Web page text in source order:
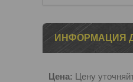
ИНФОРМАЦИЯ
Цена: Цену